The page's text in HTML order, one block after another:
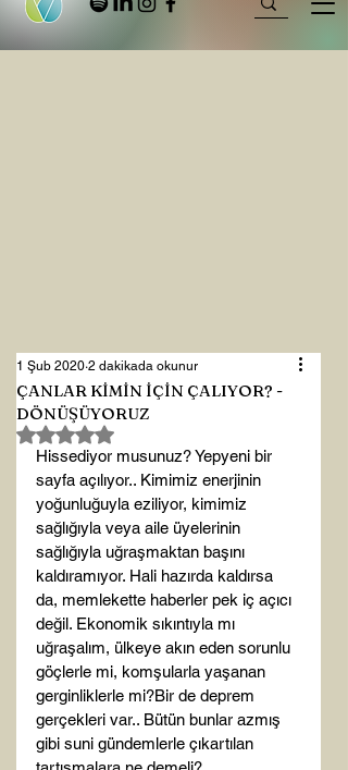
ÇANLAR KİMİN İÇİN ÇALIYOR? -
DÖNÜŞÜYORUZ
1 Şub 2020 2 dakikada okunur
5 üzerinden NaN yıldız
Hissediyor musunuz? Yepyeni bir
sayfa açılıyor.. Kimimiz enerjinin
yoğunluğuyla eziliyor, kimimiz
sağlığıyla veya aile üyelerinin
sağlığıyla uğraşmaktan başını
kaldıramıyor. Hali hazırda kaldırsa
da, memlekette haberler pek iç açıcı
değil. Ekonomik sıkıntıyla mı
uğraşalım, ülkeye akın eden sorunlu
göçlerle mi, komşularla yaşanan
gerginliklerle mi?Bir de deprem
gerçekleri var.. Bütün bunlar azmış
gibi suni gündemlerle çıkartılan